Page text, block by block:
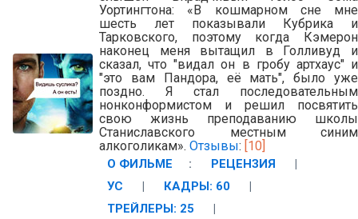
Уортингтона: «В кошмарном сне мне
шесть лет показывали Кубрика и
Тарковского, поэтому когда Кэмерон
наконец меня вытащил в Голливуд и
сказал, что "видал он в гробу артхаус" и
"это вам Пандора, её мать", было уже
поздно. Я стал последовательным
нонконформистом и решил посвятить
свою жизнь преподаванию школы
Станиславского местным синим
алкоголикам». Отзывы: [10]
О ФИЛЬМЕ : РЕЦЕНЗИЯ
|
УС
| КАДРЫ: 60
|
ТРЕЙЛЕРЫ: 25
|